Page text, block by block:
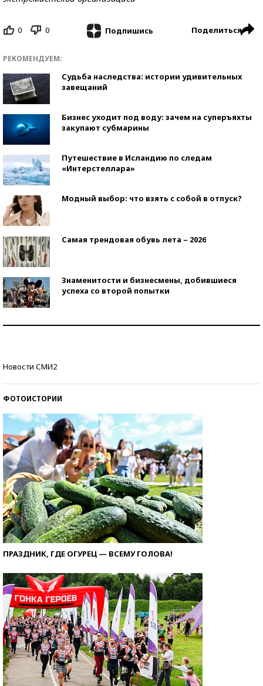
0 0 Подпишись Поделиться
РЕКОМЕНДУЕМ:
Судьба наследства: истории удивительных
завещаний
Бизнес уходит под воду: зачем на суперъяхты
закупают субмарины
Путешествие в Исландию по следам
«Интерстеллара»
Модный выбор: что взять с собой в отпуск?
Самая трендовая обувь лета – 2026
Знаменитости и бизнесмены, добившиеся
успеха со второй попытки
Новости СМИ2
ФОТОИСТОРИИ
ПРАЗДНИК, ГДЕ ОГУРЕЦ — ВСЕМУ ГОЛОВА!